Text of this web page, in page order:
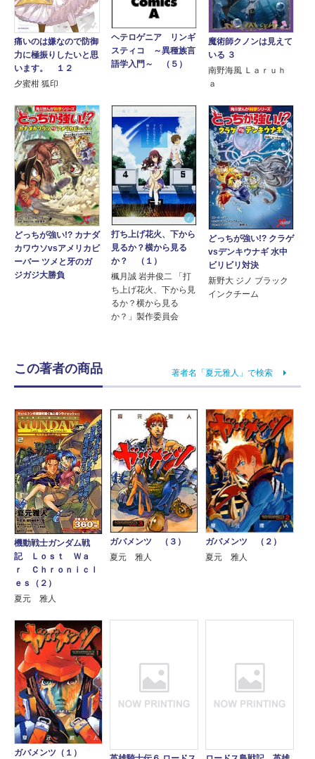
痛いのは嫌なので防御
力に極振りしたいと思
います。 １２
夕蜜柑 狐印
ヘテロゲニア リンギ
スティコ ～異種族言
語学入門～ （５）
魔術師クノンは見えて
いる ３
南野海風 Ｌａｒｕｈ
ａ
どっちが強い!? カナダ
カワウソvsアメリカビ
ーバー ツメと牙のガ
ジガジ大勝負
打ち上げ花火、下から
見るか？横から見る
か？ （１）
楓月誠 岩井俊二 「打
ち上げ花火、下から見
るか？横から見る
か？」製作委員会
どっちが強い!? クラゲ
vsデンキウナギ 水中
ビリビリ対決
新野大 ジノ ブラック
インクチーム
この著者の商品 著者名「夏元雅人」で検索
機動戦士ガンダム戦
記 Ｌｏｓｔ Ｗａ
ｒ Ｃｈｒｏｎｉｃｌ
ｅｓ（２）
夏元 雅人
ガバメンツ （３）
夏元 雅人
ガバメンツ （２）
夏元 雅人
ガバメンツ（１）